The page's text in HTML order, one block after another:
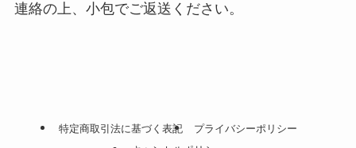
連絡の上、小包でご返送ください。
特定商取引法に基づく表記
プライバシーポリシー